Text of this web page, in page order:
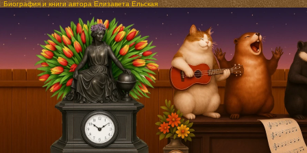
Биография и книги автора Елизавета Ельская